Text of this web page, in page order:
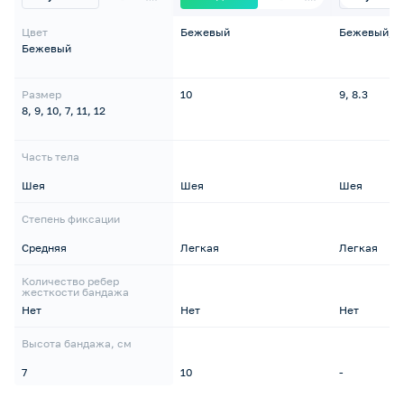
Цвет
Бежевый
Размер
8, 9, 10, 7, 11, 12
Часть тела
Шея
Степень фиксации
Средняя
Количество ребер
жесткости бандажа
Нет
Высота бандажа, см
7
Бежевый
10
Шея
Легкая
Нет
10
Бежевый,
9, 8.3
Шея
Легкая
Нет
-